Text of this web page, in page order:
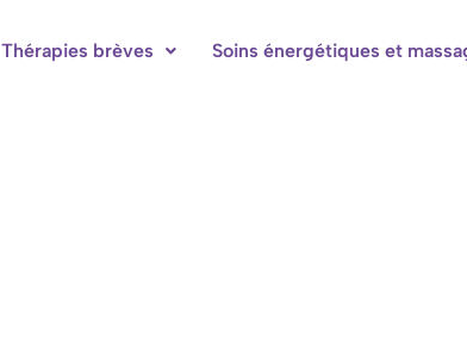
Thérapies brèves Soins énergétiques et